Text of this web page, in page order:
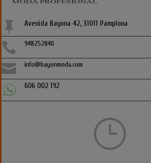
 Avenida Bayona 42, 31011 Pamplona
 948252840
 info@bayonmoda.com
606 002 192
}